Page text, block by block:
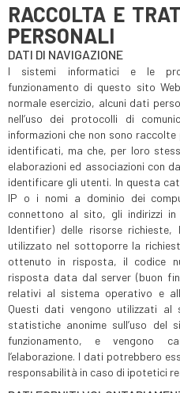
RACCOLTA E
PERSONALI
DATI DI NAVIGAZIONE
I sistemi informatici e le
funzionamento di questo sito
normale esercizio, alcuni dati
nell’uso dei protocolli di
informazioni che non sono
identificati, ma che, per loro
elaborazioni ed associazioni con
identificare gli utenti. In questa
IP o i nomi a dominio dei
connettono al sito, gli indirizzi in
Identifier) delle risorse richieste,
utilizzato nel sottoporre la
ottenuto in risposta, il codice
risposta data dal server (buon
relativi al sistema operativo e
Questi dati vengono utilizzati al
statistiche anonime sull’uso
funzionamento, e vengono
l’elaborazione. I dati potrebbero
responsabilità in caso di ipotetici